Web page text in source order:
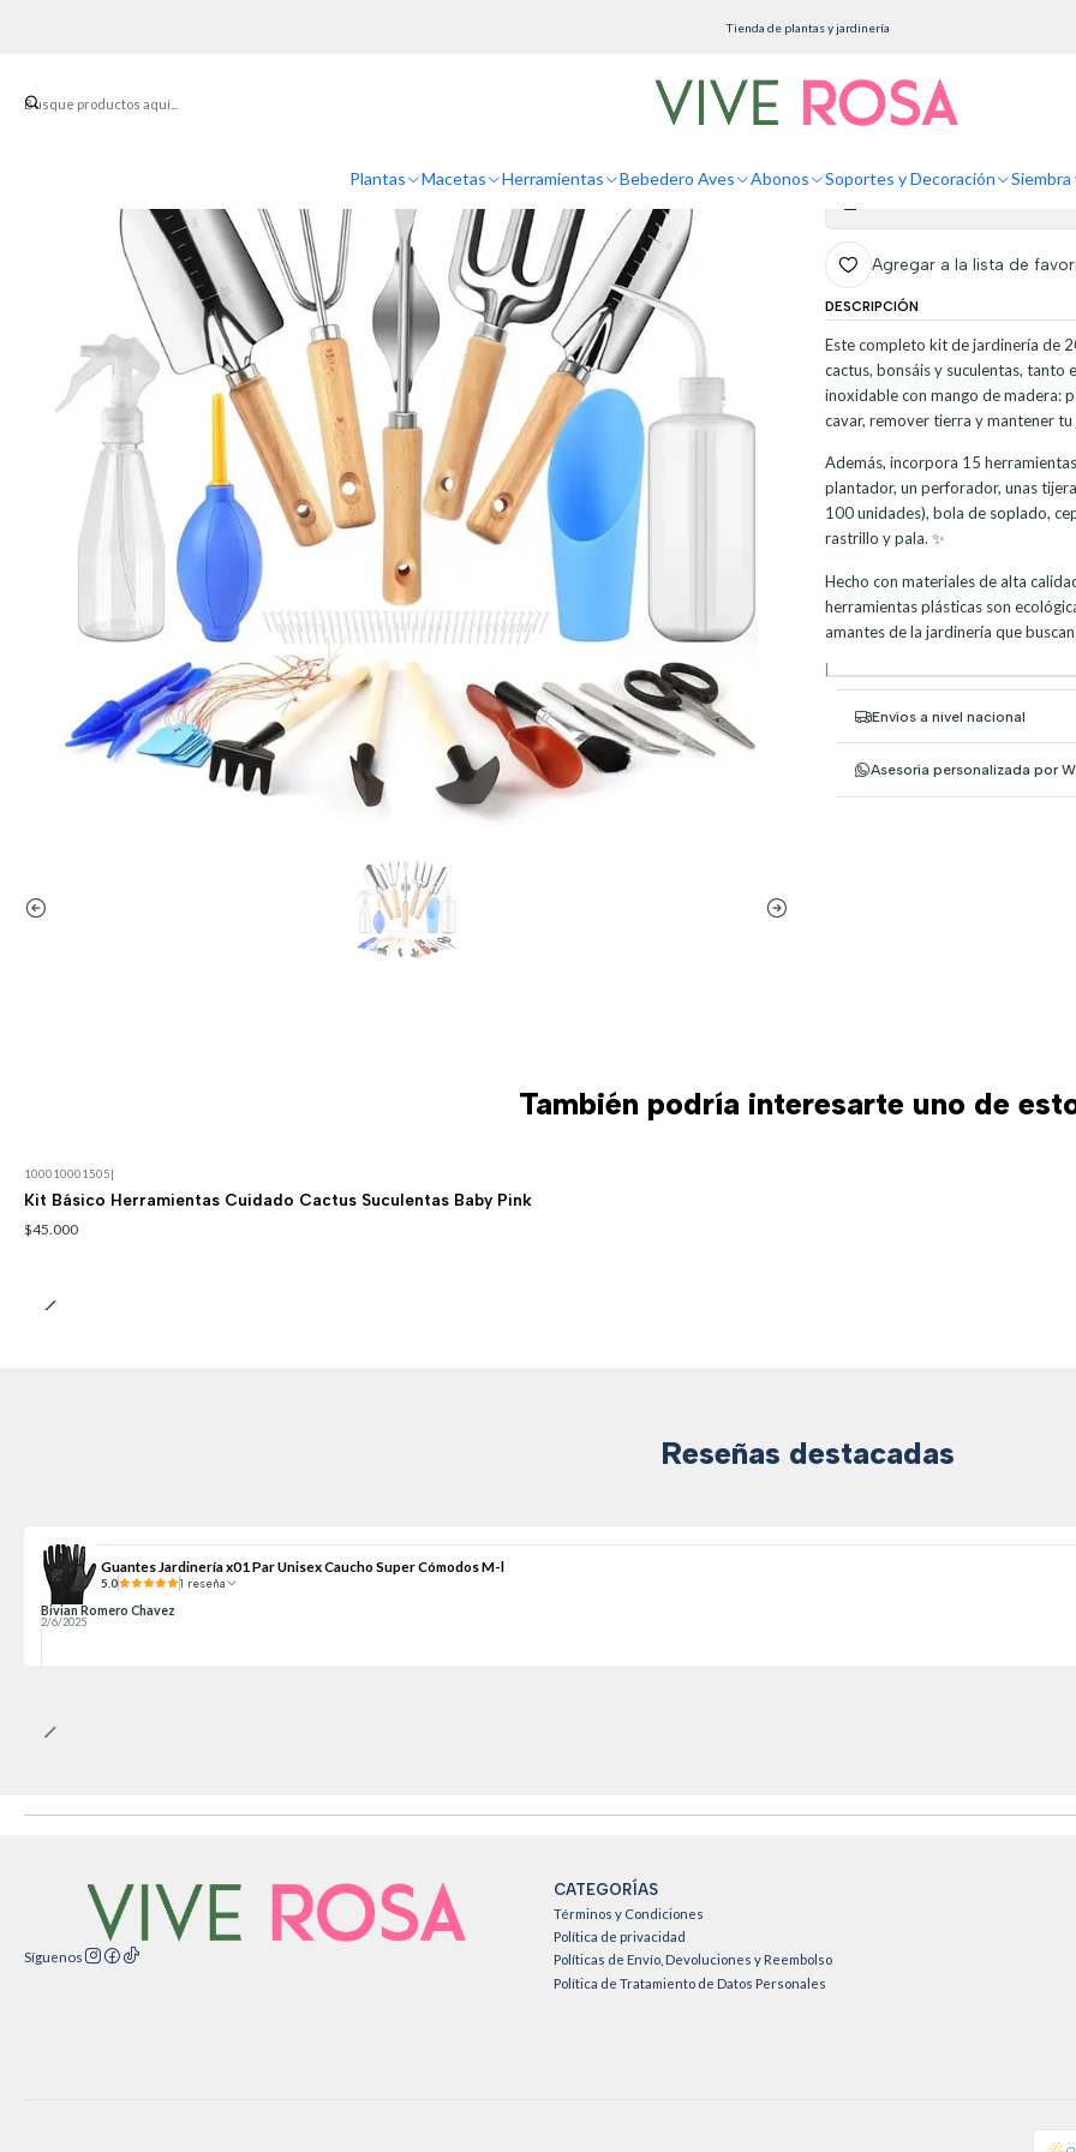
Plantas Macetas Herramientas Bebedero Aves Abonos Soportes y Decoración
Tienda de plantas y jardinería
Herramientas y Kits Kit Herramientas Jardinería Plantas Pequeñas x20
Kit
Agregar a la lista de
DESCRIPCIÓN
Este completo kit de jardinería de
cactus, bonsáis y suculentas,
inoxidable con mango de madera:
cavar, remover tierra y mantener
Además, incorpora 15
plantador, un perforador, unas
100 unidades), bola de soplado,
rastrillo y pala. ✨
Hecho con materiales de alta
herramientas plásticas son
amantes de la jardinería que
Envíos a nivel nacional
Asesoría personalizada por
También podría interesarte uno de
100010001505|
Kit Básico Herramientas Cuidado Cactus Suculentas Baby Pink
$45.000
Reseñas destacadas
Guantes Jardinería x01 Par Unisex Caucho Super Cómodos M-l
5.0 1 reseña
Bivian Romero Chavez
2/6/2025
Síguenos
CATEGORÍAS
Términos y Condiciones
Política de privacidad
Políticas de Envío, Devoluciones y Reembolso
Política de Tratamiento de Datos Personales